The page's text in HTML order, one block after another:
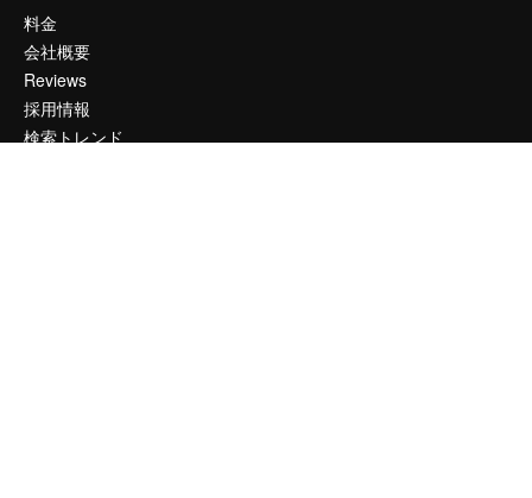
料金
会社概要
Reviews
採用情報
検索トレンド